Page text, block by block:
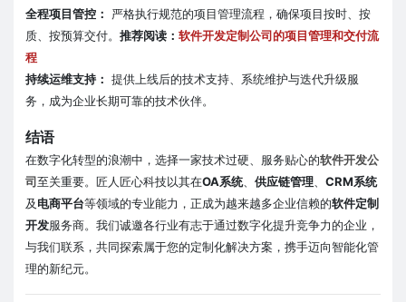
全程项目管控：
严格执行规范的项目管理流程，确保项目按时、按
质、按预算交付。 推荐阅读： 软件开发定制公司的项目管理和交付流
程
持续运维支持： 提供上线后的技术支持、系统维护与迭代升级服
务，成为企业长期可靠的技术伙伴。
结语
在数字化转型的浪潮中，选择一家技术过硬、服务贴心的软件开发公
司至关重要。匠人匠心科技以其在OA系统、 供应链管理、 CRM系统
及电商平台等领域的专业能力，正成为越来越多企业信赖的软件定制
开发服务商。我们诚邀各行业有志于通过数字化提升竞争力的企业，
与我们联系，共同探索属于您的定制化解决方案，携手迈向智能化管
理的新纪元。